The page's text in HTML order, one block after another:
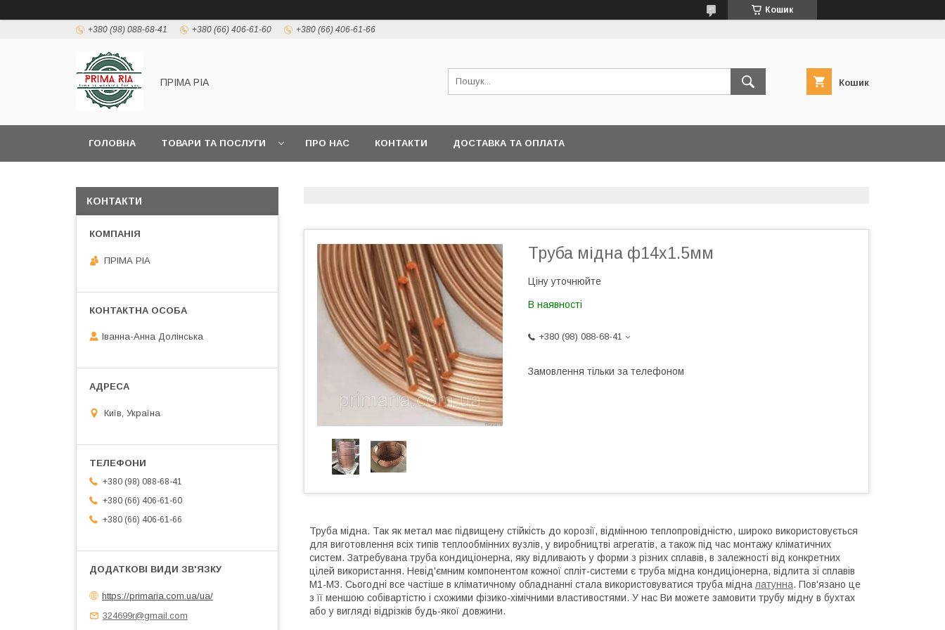
Кошик
+380 (98) 088-68-41 +380 (66) 406-61-60 +380 (66) 406-61-66
ПРІМА РІА Кошик
ГОЛОВНА ТОВАРИ ТА ПОСЛУГИ ПРО НАС КОНТАКТИ ДОСТАВКА ТА ОПЛАТА
Труба мідна ф14х1.5мм
Ціну уточнюйте
В наявності
+380 (98) 088-68-41
Замовлення тільки за телефоном
Труба мідна. Так як метал має підвищену стійкість до корозії, відмінною теплопровідністю, широко використовується
для виготовлення всіх типів теплообмінних вузлів, у виробництві агрегатів, а також під час монтажу кліматичних
систем. Затребувана труба кондиціонерна, яку відливають у форми з різних сплавів, в залежності від конкретних
цілей використання. Невід'ємним компонентом кожної спліт-системи є труба мідна кондиціонерна, відлита зі сплавів
М1-М3. Сьогодні все частіше в кліматичному обладнанні стала використовуватися труба мідна латунна. Пов'язано це
з її меншою собівартістю і схожими фізико-хімічними властивостями. У нас Ви можете замовити трубу мідну в бухтах
або у вигляді відрізків будь-якої довжини.
КОНТАКТИ
ПРІМА РІА
Іванна-Анна Долінська
Київ, Україна
+380 (98) 088-68-41
+380 (66) 406-61-60
+380 (66) 406-61-66
https://primaria.com.ua/ua/
324699r@gmail.com